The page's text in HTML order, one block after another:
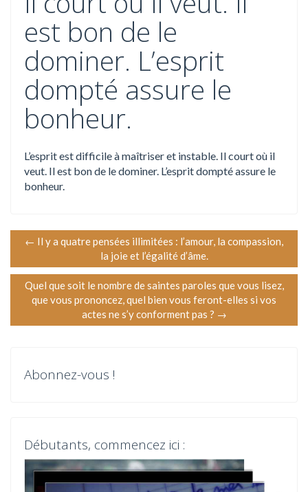
est bon de le
dominer. L’esprit
dompté assure le
bonheur.
L’esprit est difficile à maîtriser et instable. Il court où il
veut. Il est bon de le dominer. L’esprit dompté assure le
bonheur.
N
a
i
← Il y a quatre pensées illimitées : l’amour, la compassion,
la joie et l’égalité d’âme.
Quel que soit le nombre de saintes paroles que vous lisez,
que vous prononcez, quel bien vous feront-elles si vos
actes ne s’y conforment pas ? →
Abonnez-vous !
Débutants, commencez ici :